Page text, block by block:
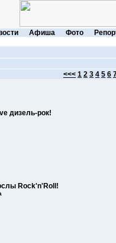
Афиша Фото
<<< 1 2 3 4 5 6
дизель-рок!
Rock'n'Roll!